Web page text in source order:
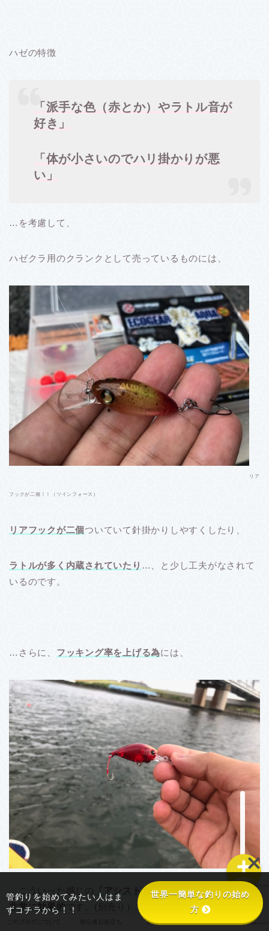
ハゼの特徴
「派手な色（赤とか）やラトル音が
好き」
「体が小さいのでハリ掛かりが悪
い」
…を考慮して、
ハゼクラ用のクランクとして売っているものには、
リア
フックが二個！！（ツインフォース）
リアフックが二個 ついていて針掛かりしやすくしたり、
ラトルが多く内蔵されていたり …、と少し工夫がなされて
いるのです。
…さらに、 フッキング率を上げる為には、
…こういった感じの
「アシストフック」を装着することも
非常に効果的 です。(別売り）
釣り具あれこれ 釣り場あれこれ
MENU
このブログについて
初心者お役立ち
釣り具あれこれ
釣り場あれこれ
管釣りを始めてみたい人はま
ずコチラから！！
世界一簡単な釣りの始め
方